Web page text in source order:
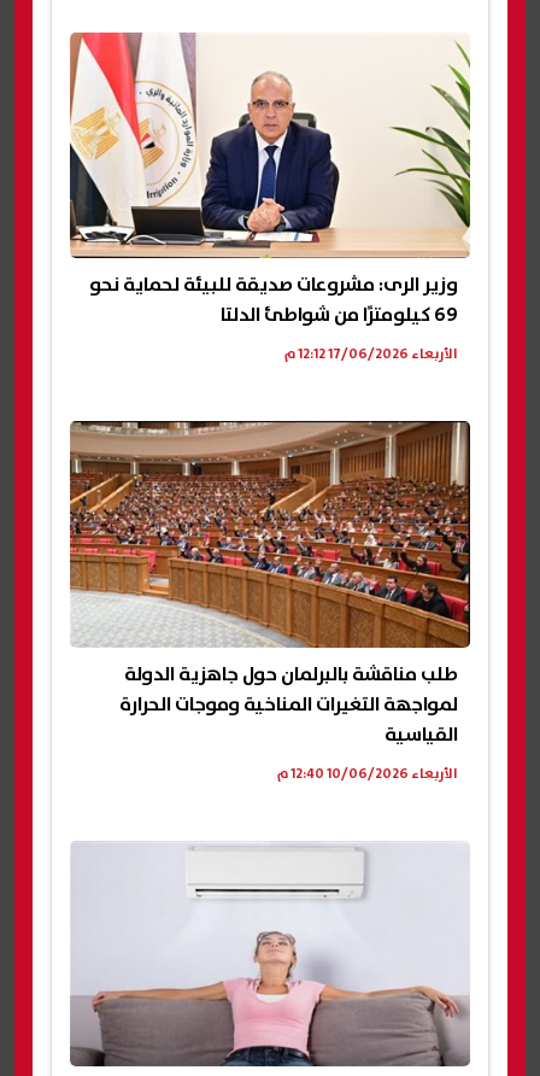
وزير الرى: مشروعات صديقة للبيئة لحماية نحو
69 كيلومترًا من شواطئ الدلتا
الأربعاء 17/06/2026 12:12 م
طلب مناقشة بالبرلمان حول جاهزية الدولة
لمواجهة التغيرات المناخية وموجات الحرارة
القياسية
الأربعاء 10/06/2026 12:40 م